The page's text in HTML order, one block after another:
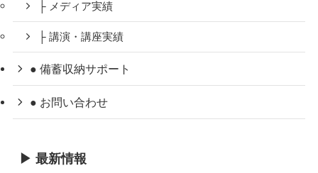
├ メディア実績
├ 講演・講座実績
● 備蓄収納サポート
● お問い合わせ
▶ 最新情報